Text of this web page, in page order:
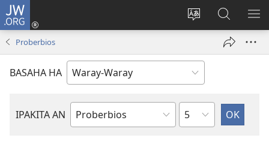
JW.ORG
Balyui
yinaknan
an
site
Pag-
log
new
Pamiling
ha
JW.ORG
Proberbios
BASAHA HA
IPAKITA AN
Libro
Kapitulo